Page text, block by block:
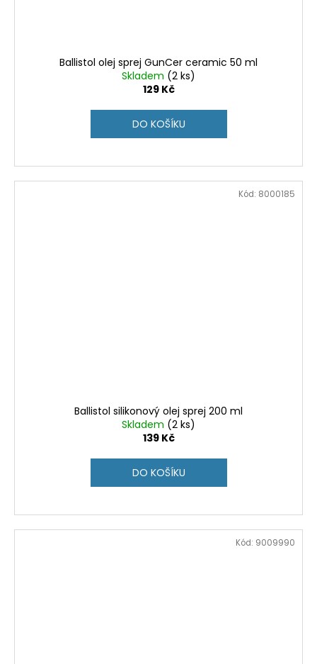
Ballistol olej sprej GunCer ceramic 50 ml
Skladem (2 ks)
129 Kč
DO KOŠÍKU
Ballistol silikonový olej sprej 200 ml
Skladem (2 ks)
139 Kč
DO KOŠÍKU
Kód: 8000185
Kód: 9009990